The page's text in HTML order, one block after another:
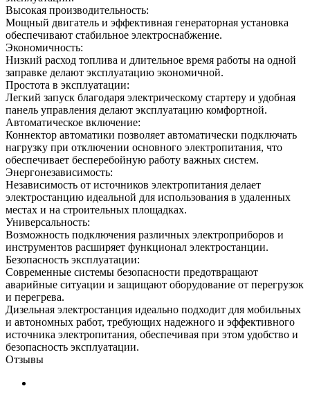
Высокая производительность:
Мощный двигатель и эффективная генераторная установка
обеспечивают стабильное электроснабжение.
Экономичность:
Низкий расход топлива и длительное время работы на одной
заправке делают эксплуатацию экономичной.
Простота в эксплуатации:
Легкий запуск благодаря электрическому стартеру и удобная
панель управления делают эксплуатацию комфортной.
Автоматическое включение:
Коннектор автоматики позволяет автоматически подключать
нагрузку при отключении основного электропитания, что
обеспечивает бесперебойную работу важных систем.
Энергонезависимость:
Независимость от источников электропитания делает
электростанцию идеальной для использования в удаленных
местах и на строительных площадках.
Универсальность:
Возможность подключения различных электроприборов и
инструментов расширяет функционал электростанции.
Безопасность эксплуатации:
Современные системы безопасности предотвращают
аварийные ситуации и защищают оборудование от перегрузок
и перегрева.
Дизельная электростанция идеально подходит для мобильных
и автономных работ, требующих надежного и эффективного
источника электропитания, обеспечивая при этом удобство и
безопасность эксплуатации.
Отзывы